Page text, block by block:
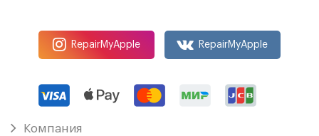
RepairMyApple RepairMyApple
Компания